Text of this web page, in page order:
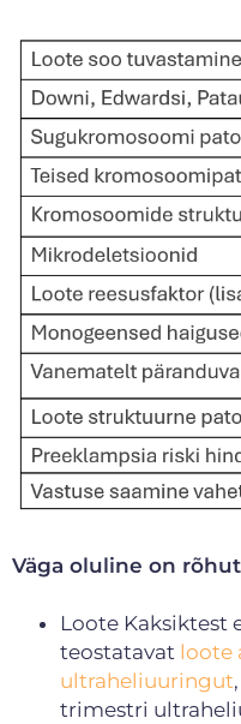
Väga oluline on
Loote Kaksiktest
teostatavat loote
ultraheliuuringut
trimestri